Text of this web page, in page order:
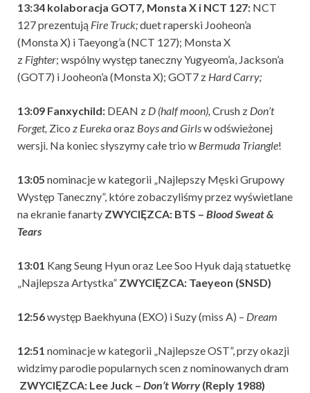
13:34 kolaboracja GOT7, Monsta X i NCT 127: NCT
127 prezentują Fire Truck;duet raperski Jooheon’a
(Monsta X) i Taeyong’a (NCT 127); Monsta X
z Fighter; wspólny występ taneczny Yugyeom’a, Jackson’a
(GOT7) i Jooheon’a (Monsta X); GOT7 z Hard Carry;
13:09 Fanxychild: DEAN z D (half moon), Crush z Don’t
Forget, Zico z Eurekaoraz Boys and Girlsw odświeżonej
wersji. Na koniec słyszymy całe trio w Bermuda Triangle!
13:05 nominacje w kategorii „Najlepszy Męski Grupowy
Występ Taneczny”, które zobaczyliśmy przez wyświetlane
na ekranie fanarty ZWYCIĘZCA: BTS – Blood Sweat &
Tears
13:01 Kang Seung Hyun oraz Lee Soo Hyuk dają statuetkę
„Najlepsza Artystka” ZWYCIĘZCA: Taeyeon (SNSD)
12:56występ Baekhyuna (EXO) i Suzy (miss A) – Dream
12:51 nominacje w kategorii „Najlepsze OST”, przy okazji
widzimy parodie popularnych scen z nominowanych dram
ZWYCIĘZCA: Lee Juck – Don’t Worry(Reply 1988)